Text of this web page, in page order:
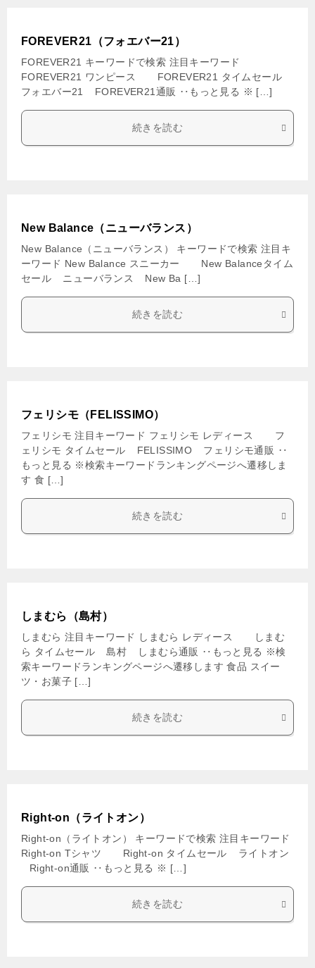
FOREVER21（フォエバー21）
FOREVER21 キーワードで検索 注目キーワード
FOREVER21 ワンピース FOREVER21 タイムセール
フォエバー21 FOREVER21通販 ‥もっと見る ※ […]
続きを読む
New Balance（ニューバランス）
New Balance（ニューバランス） キーワードで検索 注目キ
ーワード New Balance スニーカー New Balanceタイム
セール ニューバランス New Ba […]
続きを読む
フェリシモ（FELISSIMO）
フェリシモ 注目キーワード フェリシモ レディース フ
ェリシモ タイムセール FELISSIMO フェリシモ通販 ‥
もっと見る ※検索キーワードランキングページへ遷移しま
す 食 […]
続きを読む
しまむら（島村）
しまむら 注目キーワード しまむら レディース しまむ
ら タイムセール 島村 しまむら通販 ‥もっと見る ※検
索キーワードランキングページへ遷移します 食品 スイー
ツ・お菓子 […]
続きを読む
Right-on（ライトオン）
Right-on（ライトオン） キーワードで検索 注目キーワード
Right-on Tシャツ Right-on タイムセール ライトオン
Right-on通販 ‥もっと見る ※ […]
続きを読む